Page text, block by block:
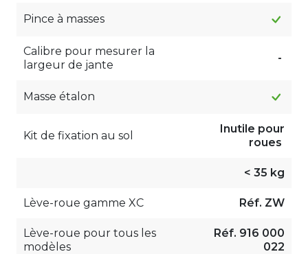
Pince à masses
Calibre pour mesurer la
largeur de jante
-
Masse étalon
Kit de fixation au sol
Inutile pour
roues
< 35 kg
Lève-roue gamme XC Réf. ZW
Lève-roue pour tous les
modèles
Réf. 916 000
022